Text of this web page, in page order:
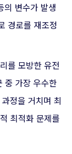
의 변수가 발생
경로를 재조정
를 모방한 유전
중 가장 우수한
정을 거치며 최
최적화 문제를